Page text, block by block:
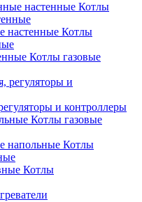
Котлы
Котлы
Котлы газовые
и контроллеры
Котлы газовые
Котлы
Котлы